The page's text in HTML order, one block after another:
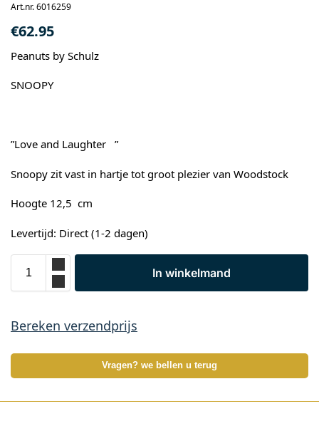
Art.nr. 6016259
€62.95
Peanuts by Schulz
SNOOPY
”Love and Laughter ”
Snoopy zit vast in hartje tot groot plezier van Woodstock
Hoogte 12,5 cm
Levertijd: Direct (1-2 dagen)
In winkelmand
Bereken verzendprijs
Vragen? we bellen u terug